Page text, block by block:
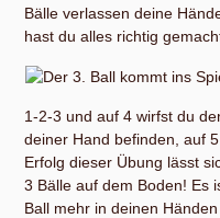
Bälle verlassen deine
hast du alles richtig
1-2-3 und auf 4 wirfst du
deiner Hand befinden, auf
Erfolg dieser Übung lässt
3 Bälle auf dem Boden! Es
Ball mehr in deinen Händen